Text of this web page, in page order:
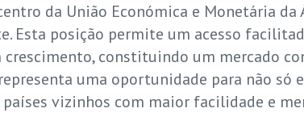
da União Económica e Monetária
Esta posição permite um acesso
constituindo um mercado
uma oportunidade para não só
vizinhos com maior facilidade e